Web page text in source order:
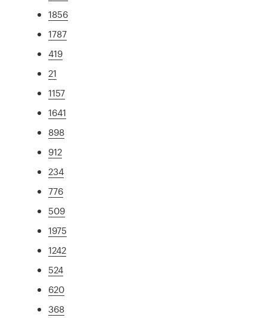
1856
1787
419
21
1157
1641
898
912
234
776
509
1975
1242
524
620
368